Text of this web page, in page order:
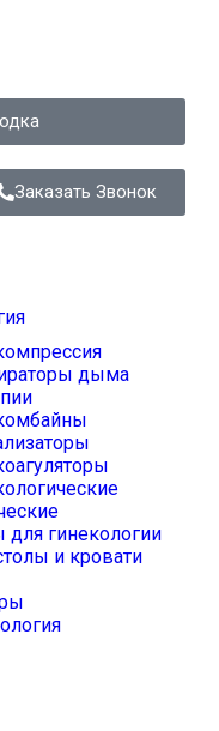
Заказать Звонок
дыма
гинекологии
и кровати